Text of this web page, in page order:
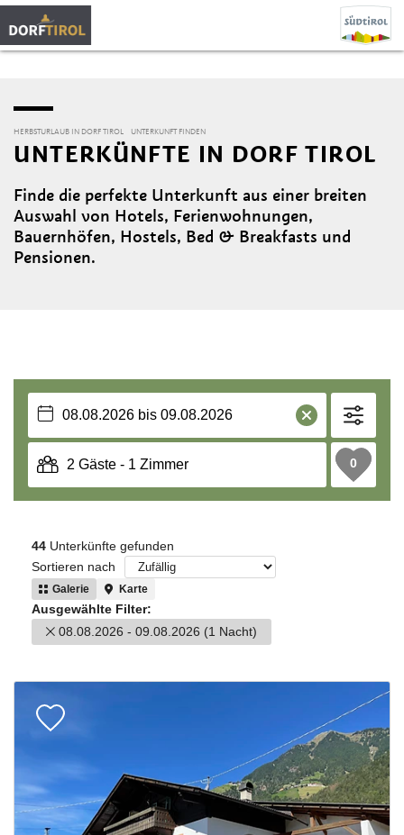
HERBSTURLAUB IN DORF TIROL UNTERKUNFT FINDEN
UNTERKÜNFTE IN DORF TIROL
Finde die perfekte Unterkunft aus einer breiten
Auswahl von Hotels, Ferienwohnungen,
Bauernhöfen, Hostels, Bed & Breakfasts und
Pensionen.